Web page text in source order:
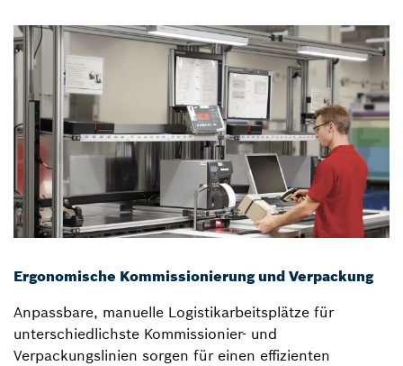
Ergonomische Kommissionierung und Verpackung
Anpassbare, manuelle Logistikarbeitsplätze für
unterschiedlichste Kommissionier- und
Verpackungslinien sorgen für einen effizienten